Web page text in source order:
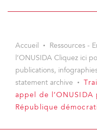
Accueil
Ressources -
l’ONUSIDA Cliquez ici
publications,
statement archive
appel de
République